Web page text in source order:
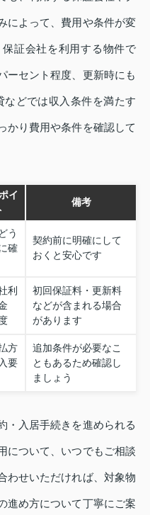
によって、費用や条件が変
証会社を利用する物件で
ーセント程度、更新時にも
どでは収入条件を満たす
かり費用や条件を確認して
イ
備考
う
確
契約前に明確にして
おくと安心です
利
初回保証料・更新料
などが含まれる場合
があります
方
要
追加条件が必要なこ
ともあるため確認し
ましょう
・入居手続きを進められる
について、いつでもご相談
わせいただければ、対象物
進め方について丁寧にご案